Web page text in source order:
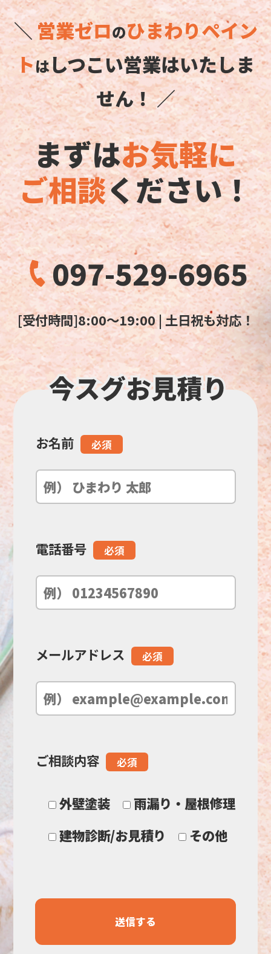
＼営業ゼロのひまわりペイン
トはしつこい営業はいたしま
せん！ ／
まずはお気軽に
ご相談ください！
097-529-6965
[受付時間]8:00～19:00 | 土日祝も対応！
こ
の
フ
ル
空
ま
お名前 必須
電話番号 必須
メールアドレス 必須
ご相談内容 必須
外壁塗装
雨漏り・屋根修理
建物診断/お見積り
その他